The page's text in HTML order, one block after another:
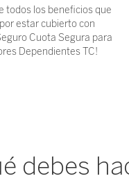
todos los beneficios que
estar cubierto con
Cuota Segura para
Dependientes TC!
debes